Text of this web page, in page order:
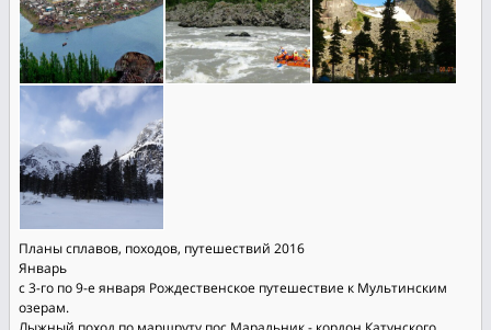
Планы сплавов, походов, путешествий 2016
Январь
с 3-го по 9-е января Рождественское путешествие к Мультинским
озерам.